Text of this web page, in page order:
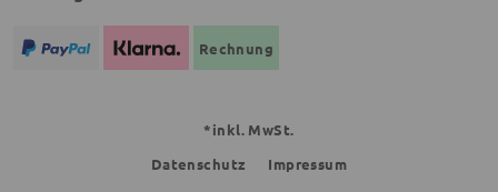
Rechnung
*inkl. MwSt.
Datenschutz
Impressum